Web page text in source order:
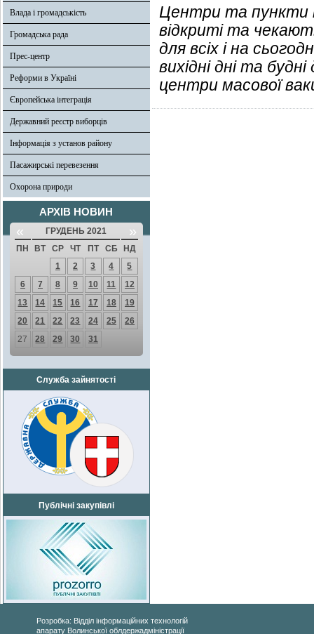
Влада і громадськість
Громадська рада
Прес-центр
Реформи в Україні
Європейська інтеграція
Державний реєстр виборців
Інформація з установ району
Пасажирські перевезення
Охорона природи
АРХІВ НОВИН
« ГРУДЕНЬ 2021 »
ПН ВТ СР ЧТ ПТ СБ
НД
1
2 3 4
5
6
7 8 9 10 11
12
13
14 15 16 17 18
19
20
21 22 23 24 25
26
27
28 29 30 31
Служба зайнятості
Публічні закупівлі
Центри та пункти
відкриті та
для всіх і на
вихідні дні та
центри масової
Розробка: Відділ інформаційних технологій
апарату Волинської облдержадміністрації